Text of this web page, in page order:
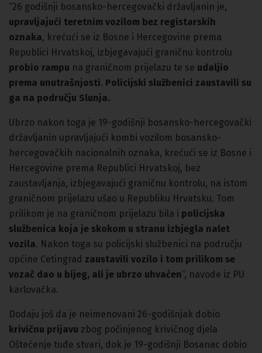
“26 godišnji bosansko-hercegovački državljanin je,
upravljajući teretnim vozilom bez registarskih
oznaka, krećući se iz Bosne i Hercegovine prema
Republici Hrvatskoj, izbjegavajući graničnu kontrolu
probio rampu na graničnom prijelazu te se udaljio
prema unutrašnjosti. Policijski službenici zaustavili su
ga na području Slunja.
Ubrzo nakon toga je 19-godišnji bosansko-hercegovački
državljanin upravljajući kombi vozilom bosansko-
hercegovačkih nacionalnih oznaka, krećući se iz Bosne i
Hercegovine prema Republici Hrvatskoj, bez
zaustavljanja, izbjegavajući graničnu kontrolu, na istom
graničnom prijelazu ušao u Republiku Hrvatsku. Tom
prilikom je na graničnom prijelazu bila i policijska
službenica koja je skokom u stranu izbjegla nalet
vozila. Nakon toga su policijski službenici na području
općine Cetingrad zaustavili vozilo i tom prilikom se
vozač dao u bijeg, ali je ubrzo uhvaćen“, navode iz PU
karlovačka.
Dodaju još da je neimenovani 26-godišnjak dobio
krivičnu prijavu zbog počinjenog krivičnog djela
Oštećenje tuđe stvari, dok je 19-godišnji Bosanac dobio